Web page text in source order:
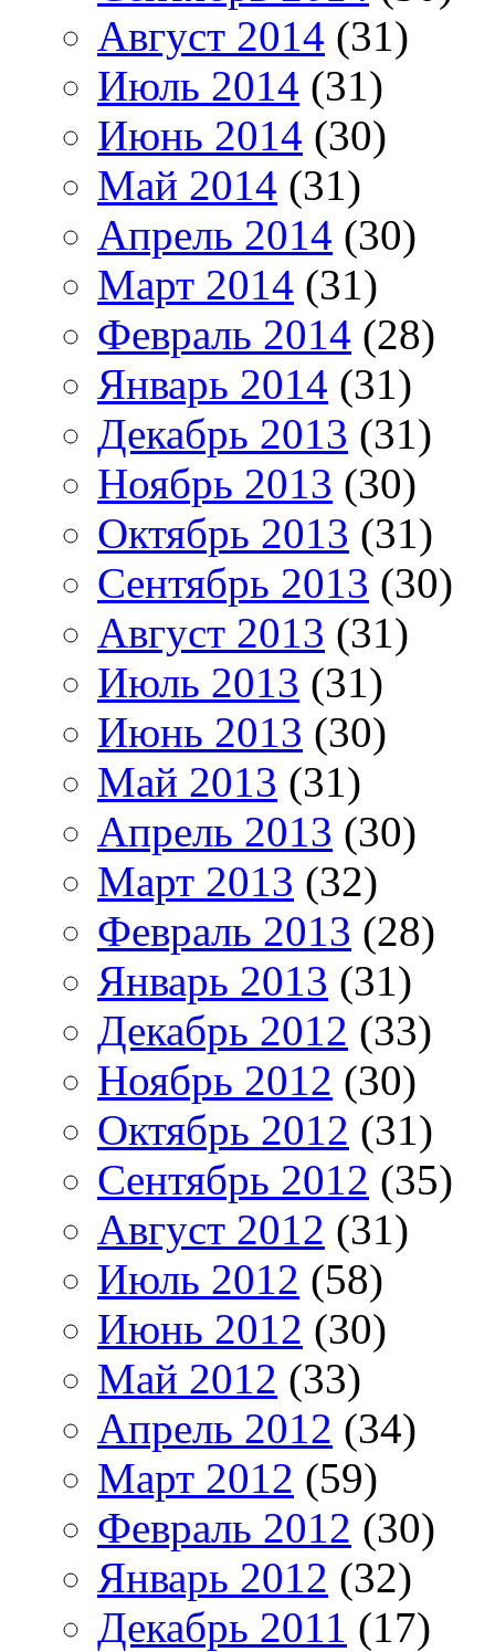
Август 2014 (31)
Июль 2014 (31)
Июнь 2014 (30)
Май 2014 (31)
Апрель 2014 (30)
Март 2014 (31)
Февраль 2014 (28)
Январь 2014 (31)
Декабрь 2013 (31)
Ноябрь 2013 (30)
Октябрь 2013 (31)
Сентябрь 2013 (30)
Август 2013 (31)
Июль 2013 (31)
Июнь 2013 (30)
Май 2013 (31)
Апрель 2013 (30)
Март 2013 (32)
Февраль 2013 (28)
Январь 2013 (31)
Декабрь 2012 (33)
Ноябрь 2012 (30)
Октябрь 2012 (31)
Сентябрь 2012 (35)
Август 2012 (31)
Июль 2012 (58)
Июнь 2012 (30)
Май 2012 (33)
Апрель 2012 (34)
Март 2012 (59)
Февраль 2012 (30)
Январь 2012 (32)
Декабрь 2011 (17)